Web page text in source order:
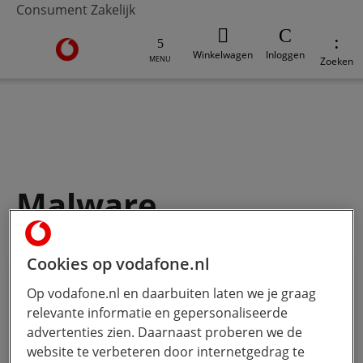
Consument Zakelijk
Ga naar de Vodafone homepage
MENU Winkelwagen Inloggen Zoeken
Malware
Cookies op vodafone.nl
Op vodafone.nl en daarbuiten laten we je graag
relevante informatie en gepersonaliseerde
advertenties zien. Daarnaast proberen we de
website te verbeteren door internetgedrag te